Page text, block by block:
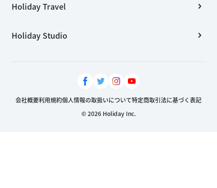
Holiday Travel
Holiday Studio
会社概要利用規約個人情報の取扱いについて特定商取引法に基づく表記
© 2026 Holiday Inc.